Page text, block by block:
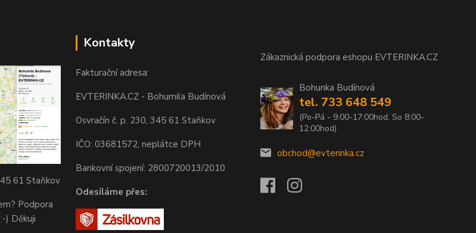
61 Staňkov
Podpora
) Děkuji
Kontakty
Fakturační adresa:
EVTERINKA.CZ - Bohumila Budínová
Osvračín č. p. 230, 345 61 Staňkov
IČO: 03681572, neplátce DPH
Bankovní spojení: 2800720013/2010
Odesíláme přes:
Zákaznická podpora eshopu EVTERINKA.CZ
Bohunka Budínová
tel. 733 648 549
(Po-Pá - 9:00-17:00hod, So 8:00-
12:00hod)
obchod@evterinka.cz